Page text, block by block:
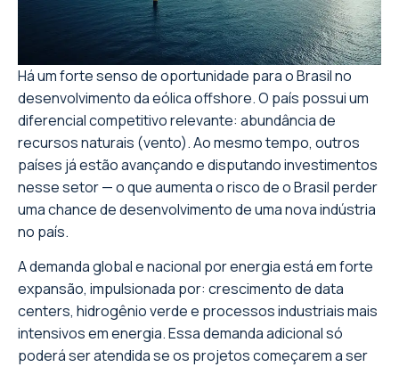
Há um forte senso de oportunidade para o Brasil no
desenvolvimento da eólica offshore. O país possui um
diferencial competitivo relevante: abundância de
recursos naturais (vento). Ao mesmo tempo, outros
países já estão avançando e disputando investimentos
nesse setor — o que aumenta o risco de o Brasil perder
uma chance de desenvolvimento de uma nova indústria
no país.
A demanda global e nacional por energia está em forte
expansão, impulsionada por: crescimento de data
centers, hidrogênio verde e processos industriais mais
intensivos em energia. Essa demanda adicional só
poderá ser atendida se os projetos começarem a ser